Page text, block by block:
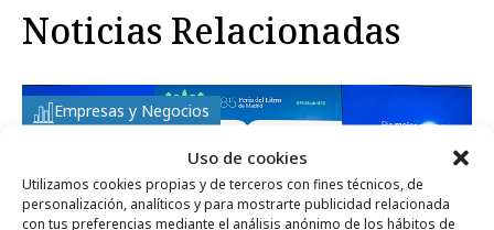
Uso de cookies
Utilizamos cookies propias y de terceros con fines técnicos, de
personalización, analíticos y para mostrarte publicidad relacionada
con tus preferencias mediante el análisis anónimo de los hábitos de
Noticias Relacionadas
Empresas y Negocios